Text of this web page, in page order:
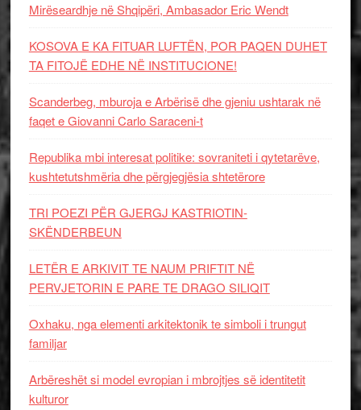
Mirëseardhje në Shqipëri, Ambasador Eric Wendt
KOSOVA E KA FITUAR LUFTËN, POR PAQEN DUHET
TA FITOJË EDHE NË INSTITUCIONE!
Scanderbeg, mburoja e Arbërisë dhe gjeniu ushtarak në
faqet e Giovanni Carlo Saraceni-t
Republika mbi interesat politike: sovraniteti i qytetarëve,
kushtetutshmëria dhe përgjegjësia shtetërore
TRI POEZI PËR GJERGJ KASTRIOTIN-
SKËNDERBEUN
LETËR E ARKIVIT TE NAUM PRIFTIT NË
PERVJETORIN E PARE TE DRAGO SILIQIT
Oxhaku, nga elementi arkitektonik te simboli i trungut
familjar
Arbëreshët si model evropian i mbrojtjes së identitetit
kulturor